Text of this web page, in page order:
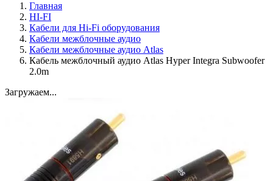
Главная
HI-FI
Кабели для Hi-Fi оборудования
Кабели межблочные аудио
Кабели межблочные аудио Atlas
Кабель межблочный аудио Atlas Hyper Integra Subwoofer
2.0m
Загружаем...